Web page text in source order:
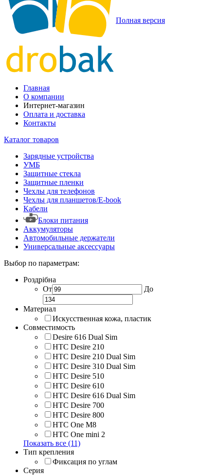
Полная версия
Главная
О компании
Интернет-магазин
Оплата и доставка
Контакты
Каталог товаров
Зарядные устройства
УМБ
Защитные стекла
Защитные пленки
Чехлы для телефонов
Чехлы для планшетов/E-book
Кабели
Блоки питания
Аккумуляторы
Автомобильные держатели
Универсальные аксессуары
Выбор по параметрам:
Роздрібна
От
До
Материал
Искусственная кожа, пластик
Совместимость
Desire 616 Dual Sim
HTC Desire 210
HTC Desire 210 Dual Sim
HTC Desire 310 Dual Sim
HTC Desire 510
HTC Desire 610
HTC Desire 616 Dual Sim
HTC Desire 700
HTC Desire 800
HTC One M8
HTC One mini 2
Показать все (11)
Тип крепления
Фиксация по углам
Серия